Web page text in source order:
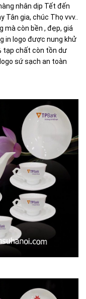
nhân dịp Tết đến
Tân gia, chúc Thọ vvv..
mà còn bền , đẹp, giá
in logo được nung khử
tạp chất còn tồn dư
sứ sạch an toàn